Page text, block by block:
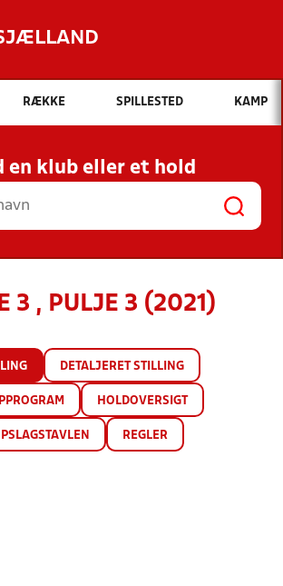
Hvad vil du søge efter?
INDHOLD OG NYHEDER
RESULTATER, KLUBBER OG
HOLD
RÆKKE SPILLESTED KAMP
en klub eller et hold
3 , PULJE 3 (2021)
DETALJERET STILLING
HOLDOVERSIGT
REGLER